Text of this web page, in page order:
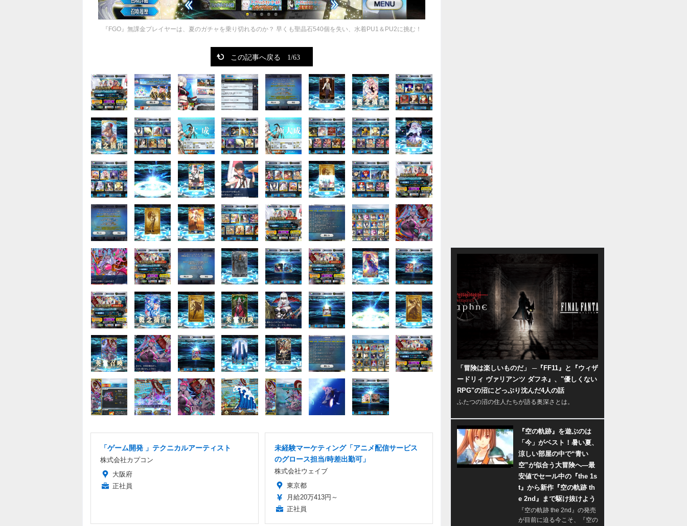
『FGO』無課金プレイヤーは、夏のガチャを乗り切れるのか？ 早くも聖晶石540個を失い、水着PU1＆PU2に挑む！
この記事へ戻る 1/63
「ゲーム開発 」テクニカルアーティスト
株式会社カプコン
大阪府
正社員
未経験マーケティング「アニメ配信サービス
のグロース担当/時差出勤可」
株式会社ウェイブ
東京都
月給20万413円～
正社員
「冒険は楽しいものだ」 ─『FF11』と『ウィザ
ードリィ ヴァリアンツ ダフネ』、"優しくない
RPG"の沼にどっぷり沈んだ4人の話
ふたつの沼の住人たちが語る奥深さとは。
『空の軌跡』を遊ぶのは
「今」がベスト！暑い夏、
涼しい部屋の中で“青い
空”が似合う大冒険へ―最
安値でセール中の『the 1s
t』から新作『空の軌跡 th
e 2nd』まで駆け抜けよう
『空の軌跡 the 2nd』の発売
が目前に迫る今こそ、『空の